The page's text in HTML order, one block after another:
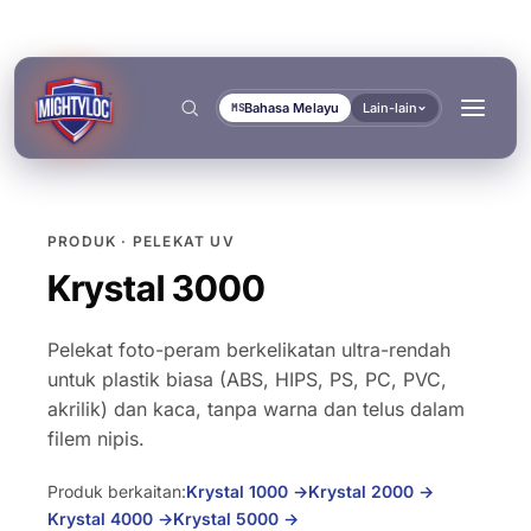
MSBahasa Melayu Lain-lain
→
→
Fabrikasi Logam Pembina Bas & Trak
DOKUMEN ALAT
Cari
PRODUK · PELEKAT UV
Krystal 3000
Pelekat foto-peram berkelikatan ultra-rendah
untuk plastik biasa (ABS, HIPS, PS, PC, PVC,
akrilik) dan kaca, tanpa warna dan telus dalam
filem nipis.
Produk berkaitan:Krystal 1000 →Krystal 2000 →
Krystal 4000 →Krystal 5000 →